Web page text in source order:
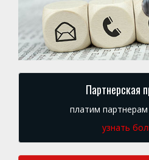
Партнерская
платим
узнать